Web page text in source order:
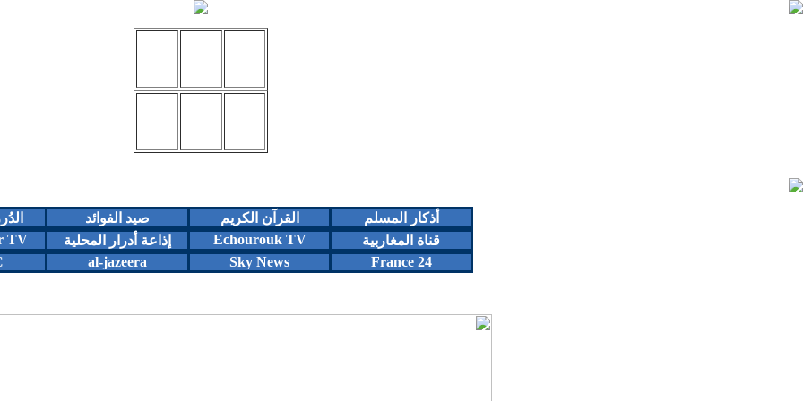
أذكار المسلم القرآن الكريم صيد الفوائد
قناة المغاربية
Echourouk TV إذاعة أدرار المحلية
TV
France 24
Sky News
al-jazeera